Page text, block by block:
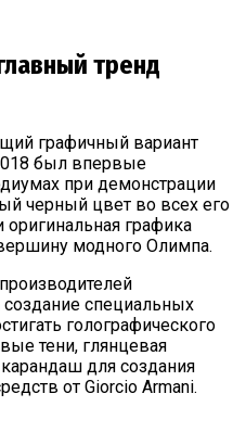
тренд
графичный вариант
был впервые
при демонстрации
черный цвет во всех его
оригинальная графика
модного Олимпа.
специальных
голографического
тени, глянцевая
для создания
от Giorcio Armani.